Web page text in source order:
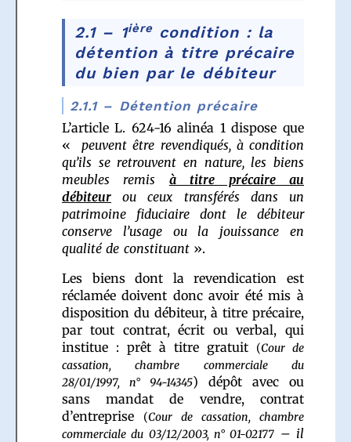
2.1 – 1ièrecondition : la
détention à titre précaire
du bien par le débiteur
2.1.1 – Détention précaire
L’article L. 624-16 alinéa 1 dispose que
«peuvent être revendiqués, à condition
qu’ils se retrouvent en nature, les biens
meubles remis à titre précaire au
débiteur ou ceux transférés dans un
patrimoine fiduciaire dont le débiteur
conserve l’usage ou la jouissance en
qualité de constituant ».
Les biens dont la revendication est
réclamée doivent donc avoir été mis à
disposition du débiteur, à titre précaire,
par tout contrat, écrit ou verbal, qui
institue : prêt à titre gratuit
(Cour de
cassation, chambre commerciale du
28/01/1997, n° 94-14345) dépôt avec ou
sans mandat de vendre, contrat
d’entreprise
(Cour de cassation, chambre
commerciale du 03/12/2003, n° 01-02177 – il